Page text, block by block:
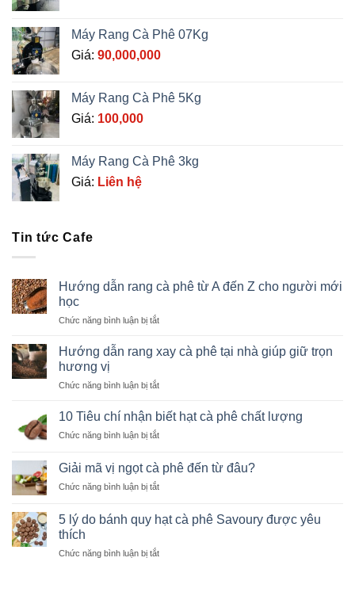
Máy Rang Cà Phê 07Kg
Giá: 90,000,000
Máy Rang Cà Phê 5Kg
Giá: 100,000
Máy Rang Cà Phê 3kg
Giá: Liên hệ
Tin tức Cafe
Hướng dẫn rang cà phê từ A đến Z cho người mới
học
Chức năng bình luận bị tắtở
rang
phê
A
Z
người
Hướng dẫn rang xay cà phê tại nhà giúp giữ trọn
hương vị
Chức năng bình luận bị tắtở
dẫn
xay
phê
nhà
giữ
vị
10 Tiêu chí nhận biết hạt cà phê chất lượng
Chức năng bình luận bị tắtở
Tiêu
chí
nhận
hạt
cà
chất
Giải mã vị ngọt cà phê đến từ đâu?
Chức năng bình luận bị tắtở
vị
cà
5 lý do bánh quy hạt cà phê Savoury được yêu
thích
Chức năng bình luận bị tắtở